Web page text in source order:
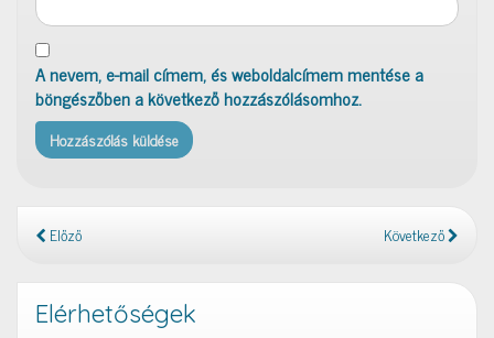
A nevem, e-mail címem, és weboldalcímem mentése a
böngészőben a következő hozzászólásomhoz.
Előző Következő
Elérhetőségek